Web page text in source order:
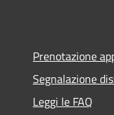
Prenotazione
Segnalazione
Leggi le FAQ